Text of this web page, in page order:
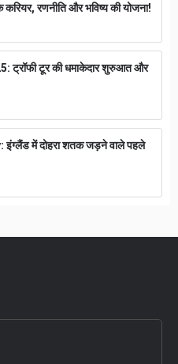
रणनीति और भविष्य की योजना!
टूर की धमाकेदार शुरुआत और
में दोहरा शतक जड़ने वाले पहले